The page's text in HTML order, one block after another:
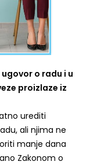
o radu i u
proizlaze iz
urediti
ali njima ne
manje dana
Zakonom o